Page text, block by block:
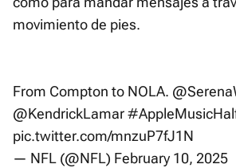
movimiento de pies.
From Compton to NOLA.
@KendrickLamar
pic.twitter.com/mnzuP7fJ1N
— NFL (@NFL) February 10, 2025